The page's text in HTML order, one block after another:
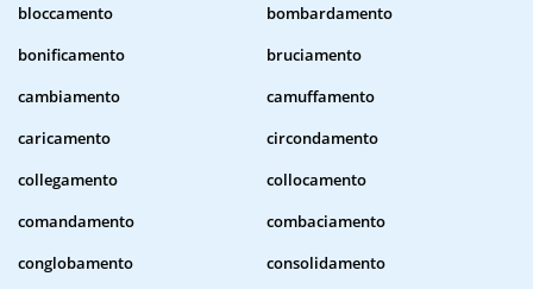
bloccamento
bombardamento
bonificamento
bruciamento
cambiamento
camuffamento
caricamento
circondamento
collegamento
collocamento
comandamento
combaciamento
conglobamento
consolidamento